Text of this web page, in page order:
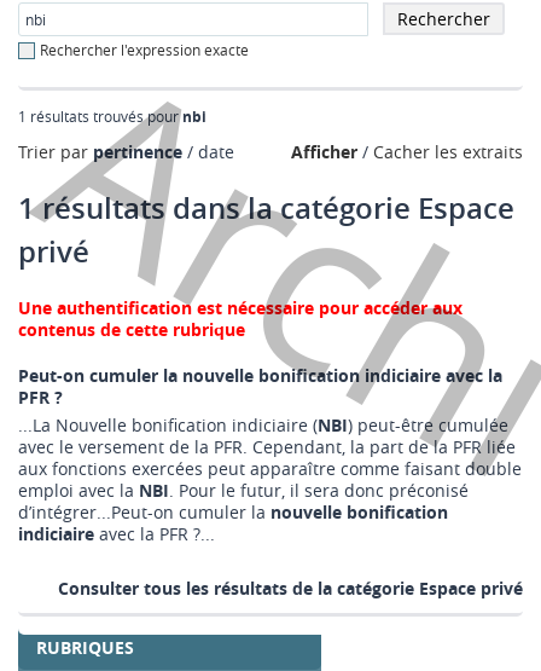
Afficher Cacher les extraits
Rechercher l'expression exacte
Trier par pertinence date
1 résultats trouvés pournbi
1 résultats dans la catégorie Espace
privé
Une authentification est nécessaire pour accéder aux
contenus de cette rubrique
Peut-on cumuler la nouvelle bonification indiciaire avec la
PFR ?
...La Nouvelle bonification indiciaire (NBI) peut-être cumulée
avec le versement de la PFR. Cependant, la part de la PFR liée
aux fonctions exercées peut apparaître comme faisant double
emploi avec la NBI . Pour le futur, il sera donc préconisé
d’intégrer...Peut-on cumuler la nouvelle bonification
indiciaire avec la PFR ?...
Consulter tous les résultats de la catégorie Espace privé
RUBRIQUES